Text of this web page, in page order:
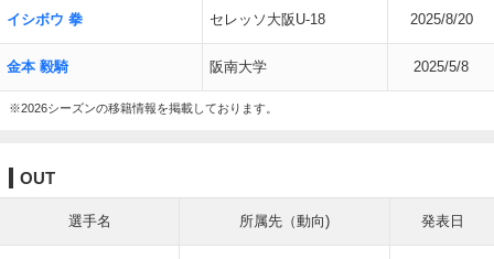
イシボウ 拳 セレッソ大阪U-18 2025/8/20
金本 毅騎 阪南大学 2025/5/8
※2026シーズンの移籍情報を掲載しております。
OUT
選手名 所属先（動向) 発表日